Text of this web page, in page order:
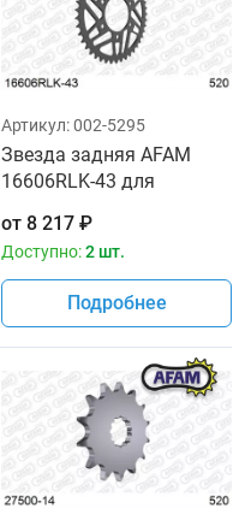
Артикул:002-5295
Звезда задняя AFAM
16606RLK-43 для
от 8 217 ₽
Доступно:2 шт.
Подробнее